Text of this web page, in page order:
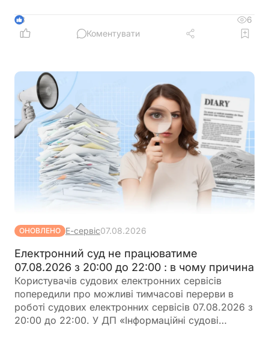
34 тис. грн
3
6
Коментувати
ОНОВЛЕНО Е-сервіс07.08.2026
Електронний суд не працюватиме
07.08.2026 з 20:00 до 22:00 : в чому причина
Користувачів судових електронних сервісів
попередили про можливі тимчасові перерви в
роботі судових електронних сервісів 07.08.2026 з
20:00 до 22:00. У ДП «Інформаційні судові